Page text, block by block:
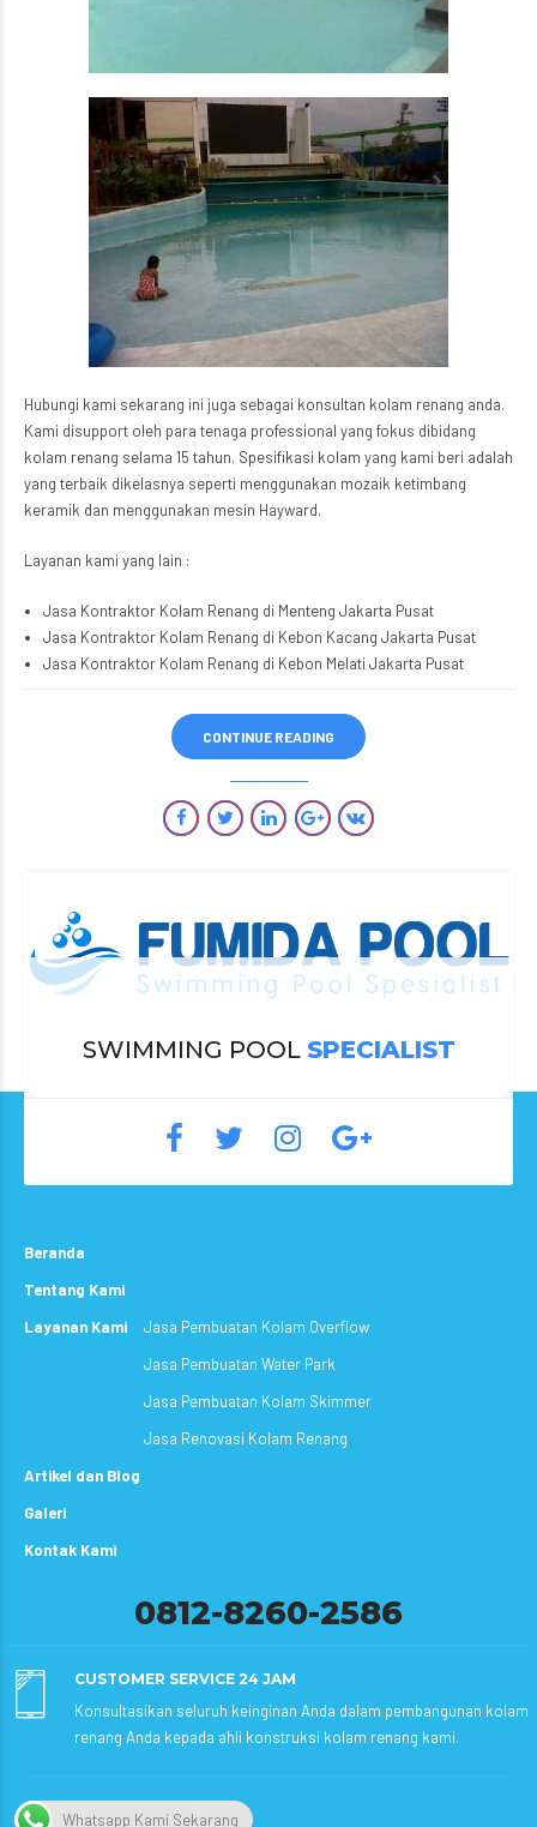
Hubungi kami sekarang ini juga sebagai konsultan kolam renang anda.
Kami disupport oleh para tenaga professional yang fokus dibidang
kolam renang selama 15 tahun. Spesifikasi kolam yang kami beri adalah
yang terbaik dikelasnya seperti menggunakan mozaik ketimbang
keramik dan menggunakan mesin Hayward.
Layanan kami yang lain :
Jasa Kontraktor Kolam Renang di Menteng Jakarta Pusat
Jasa Kontraktor Kolam Renang di Kebon Kacang Jakarta Pusat
Jasa Kontraktor Kolam Renang di Kebon Melati Jakarta Pusat
CONTINUE READING
SWIMMING POOL SPECIALIST
Beranda
Tentang Kami
Layanan Kami
Jasa Pembuatan Kolam Overflow
Jasa Pembuatan Water Park
Jasa Pembuatan Kolam Skimmer
Jasa Renovasi Kolam Renang
Artikel dan Blog
Galeri
Kontak Kami
0812-8260-2586
CUSTOMER SERVICE 24 JAM
Konsultasikan seluruh keinginan Anda dalam pembangunan kolam
renang Anda kepada ahli konstruksi kolam renang kami.
Whatsapp Kami Sekarang